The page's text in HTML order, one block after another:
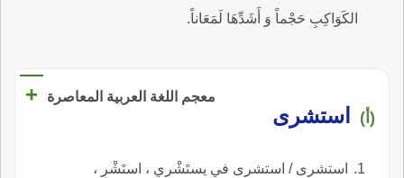
الكَوَاكِبِ حَجْماً وَ أَشَدِّهَا لَمَعَاناً.
معجم اللغة العربية المعاصرة +
(أ) استشرى
استشرى / استشرى في يستَشْري ، استَشْرِ ،